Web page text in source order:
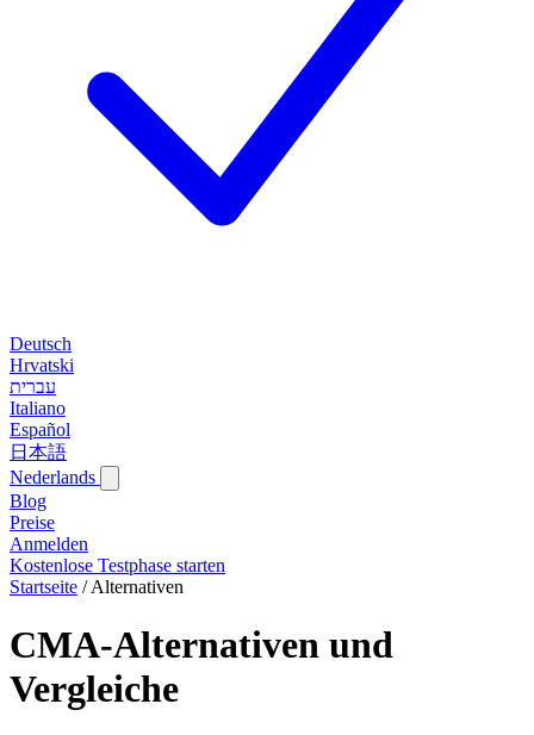
Deutsch
Hrvatski
עברית
Italiano
Español
日本語
Nederlands
Blog‎
Preise
Anmelden
Kostenlose Testphase starten
Startseite / Alternativen
CMA-Alternativen und
Vergleiche